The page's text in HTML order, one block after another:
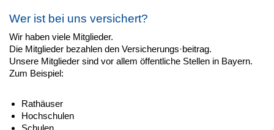
Wer ist bei uns versichert?
Wir haben viele Mitglieder.
Die Mitglieder bezahlen den Versicherungs·beitrag.
Unsere Mitglieder sind vor allem öffentliche Stellen in Bayern.
Zum Beispiel:
Rathäuser
Hochschulen
Schulen